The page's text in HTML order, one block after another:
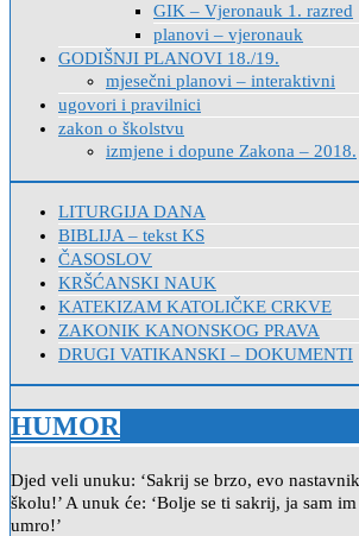
GIK – Vjeronauk 1. razred
planovi – vjeronauk
GODIŠNJI PLANOVI 18./19.
mjesečni planovi – interaktivni
ugovori i pravilnici
zakon o školstvu
izmjene i dopune Zakona – 2018.
LITURGIJA DANA
BIBLIJA – tekst KS
ČASOSLOV
KRŠĆANSKI NAUK
KATEKIZAM KATOLIČKE CRKVE
ZAKONIK KANONSKOG PRAVA
DRUGI VATIKANSKI – DOKUMENTI
HUMOR
Djed veli unuku: ‘Sakrij se brzo, evo
školu!’ A unuk će: ‘Bolje se ti sakrij, ja sam
umro!’